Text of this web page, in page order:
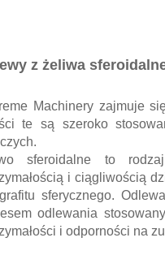
z żeliwa
Machinery zajmuje
te są szeroko
sferoidalne to
i ciągliwością
sferycznego.
odlewania
i odporności na